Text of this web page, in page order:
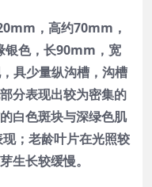
，高约70mm，
银色，长90mm，宽
具少量纵沟槽，沟槽
分表现出较为密集的
白色斑块与深绿色肌
；老龄叶片在光照较
生长较缓慢。